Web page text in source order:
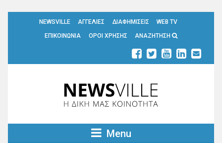
NEWSVILLE ΑΓΓΕΛΙΕΣ ΔΙΑΦΗΜΙΣΕΙΣ
WEB TV
ΕΠΙΚΟΙΝΩΝΙΑ
ΟΡΟΙ ΧΡΗΣΗΣ ΑΝΑΖΗΤΗΣΗ
Menu